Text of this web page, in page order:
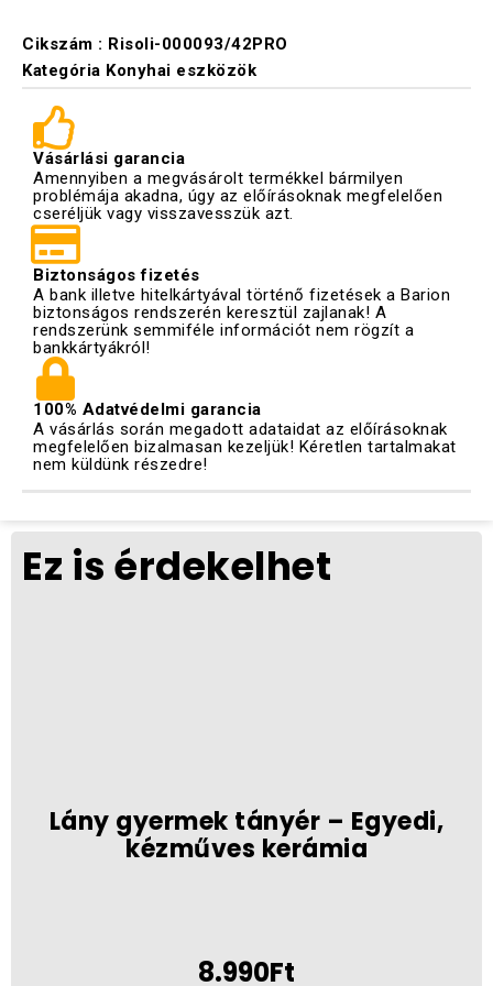
Cikszám : Risoli-000093/42PRO
Kategória Konyhai eszközök
Vásárlási garancia
Amennyiben a megvásárolt termékkel bármilyen
problémája akadna, úgy az előírásoknak megfelelően
cseréljük vagy visszavesszük azt.
Biztonságos fizetés
A bank illetve hitelkártyával történő fizetések a Barion
biztonságos rendszerén keresztül zajlanak! A
rendszerünk semmiféle információt nem rögzít a
bankkártyákról!
100% Adatvédelmi garancia
A vásárlás során megadott adataidat az előírásoknak
megfelelően bizalmasan kezeljük! Kéretlen tartalmakat
nem küldünk részedre!
Ez is érdekelhet
Lány gyermek tányér – Egyedi,
kézműves kerámia
8.990Ft